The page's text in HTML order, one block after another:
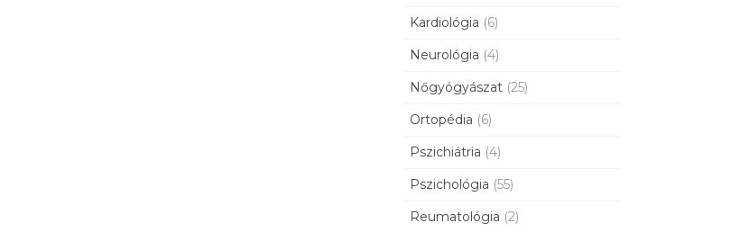
Kardiológia (6)
Neurológia (4)
Nőgyógyászat (25)
Ortopédia (6)
Pszichiátria (4)
Pszichológia (55)
Reumatológia (2)